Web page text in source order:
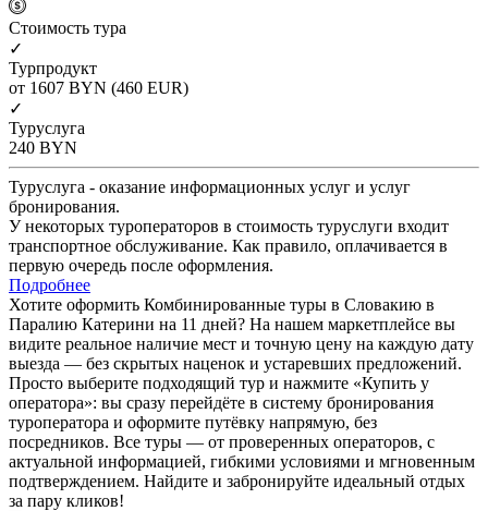
Cтоимость тура
✓
Турпродукт
от 1607 BYN (460 EUR)
✓
Туруслуга
240 BYN
Туруслуга - оказание информационных услуг и услуг
бронирования.
У некоторых туроператоров в стоимость туруслуги входит
транспортное обслуживание. Как правило, оплачивается в
первую очередь после оформления.
Подробнее
Хотите оформить Комбинированные туры в Словакию в
Паралию Катерини на 11 дней? На нашем маркетплейсе вы
видите реальное наличие мест и точную цену на каждую дату
выезда — без скрытых наценок и устаревших предложений.
Просто выберите подходящий тур и нажмите «Купить у
оператора»: вы сразу перейдёте в систему бронирования
туроператора и оформите путёвку напрямую, без
посредников. Все туры — от проверенных операторов, с
актуальной информацией, гибкими условиями и мгновенным
подтверждением. Найдите и забронируйте идеальный отдых
за пару кликов!